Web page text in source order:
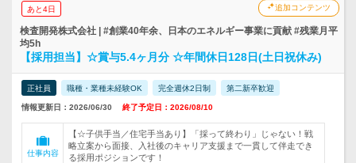
あと4日 追加コンテンツ
検査開発株式会社 | #創業40年余、日本のエネルギー事業に貢献 #残業月平
均5h
【採用担当】☆賞与5.4ヶ月分 ☆年間休日128日(土日祝休み)
正社員 職種・業種未経験OK 完全週休2日制 第二新卒歓迎
情報更新日：2026/06/30 終了予定日：2026/08/10
仕事内容
【☆子供手当／住宅手当あり】「採って終わり」じゃない！戦
略立案から面接、入社後のキャリア支援まで一貫して伴走でき
る採用ポジションです！